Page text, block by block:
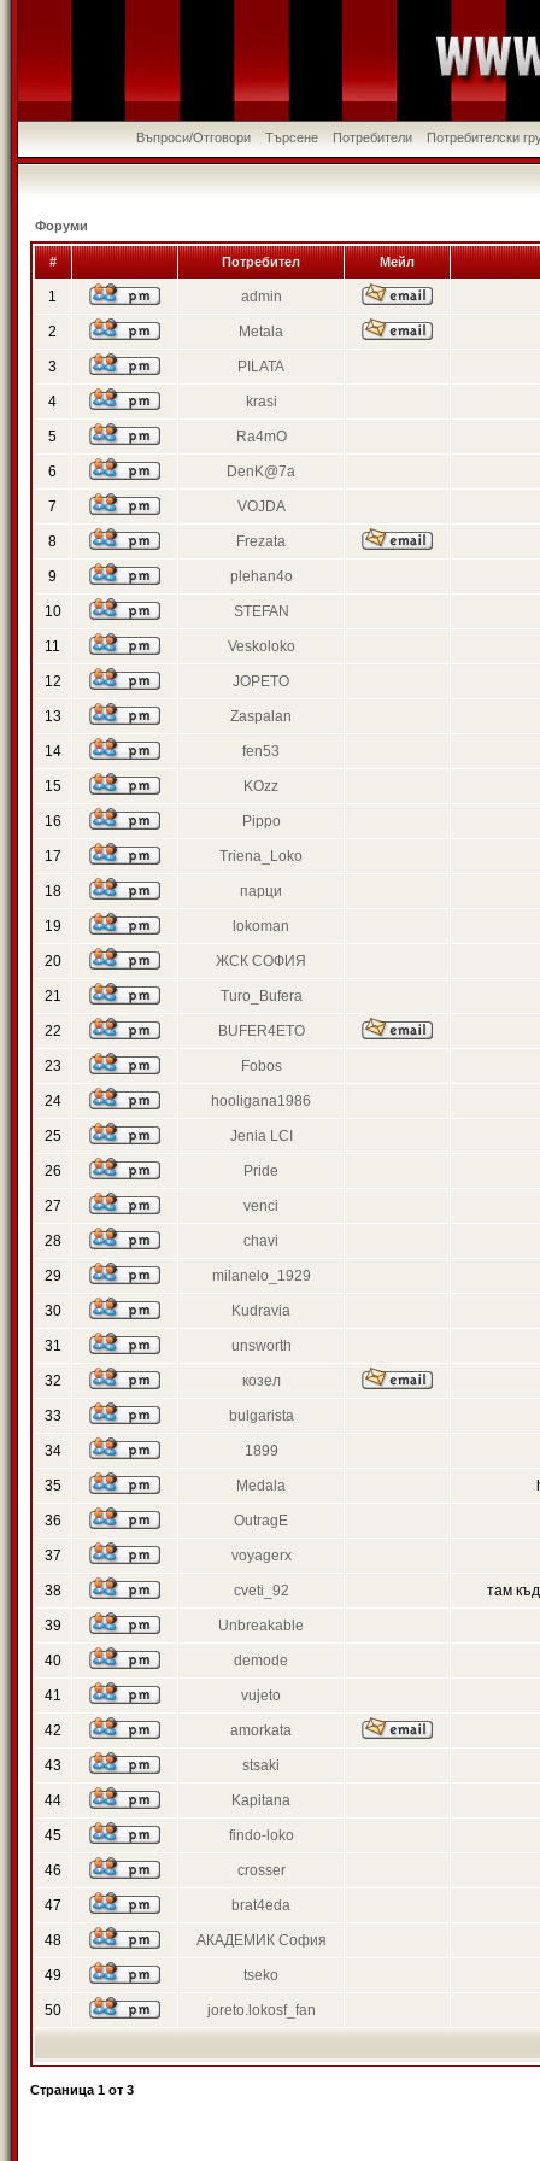
Въпроси/Отговори Търсене Потребители Потребителски
Форуми
# Потребител Мейл
1 admin
2 Metala
3 PILATA
4 krasi
5 Ra4mO
6 DenK@7a
7 VOJDA
8 Frezata
9 plehan4o
10 STEFAN
11 Veskoloko
12 JOPETO
13 Zaspalan
14 fen53
15 KOzz
16 Pippo
17 Triena_Loko
18 парци
19 lokoman
20 ЖСК СОФИЯ
21 Turo_Bufera
22 BUFER4ETO
23 Fobos
24 hooligana1986
25 Jenia LCI
26 Pride
27 venci
28 chavi
29 milanelo_1929
30 Kudravia
31 unsworth
32 козел
33 bulgarista
34 1899
35 Medala
36 OutragE
37 voyagerx
38 cveti_92 там
39 Unbreakable
40 demode
41 vujeto
42 amorkata
43 stsaki
44 Kapitana
45 findo-loko
46 crosser
47 brat4eda
48 АКАДЕМИК София
49 tseko
50 joreto.lokosf_fan
Страница 1 от 3